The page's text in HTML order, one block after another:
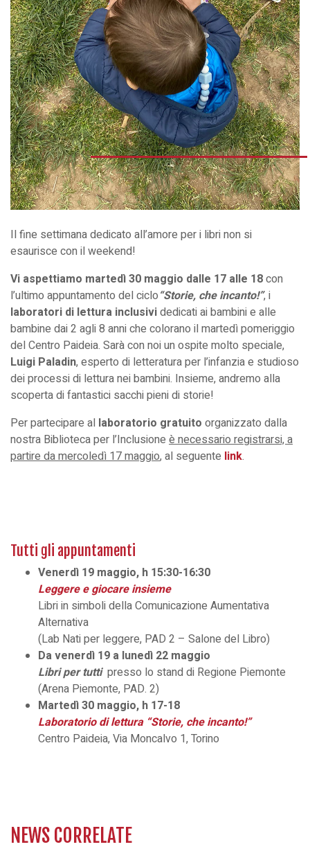
Il fine settimana dedicato all’amore per i libri non si
esaurisce con il weekend!
Vi aspettiamo martedì 30 maggio dalle 17 alle 18con
l’ultimo appuntamento del ciclo“Storie, che incanto!”, i
laboratori di lettura inclusividedicati ai bambini e alle
bambine dai 2 agli 8 anni che colorano il martedì pomeriggio
del Centro Paideia. Sarà con noi un ospite molto speciale,
Luigi Paladin, esperto di letteratura per l’infanzia e studioso
dei processi di lettura nei bambini. Insieme, andremo alla
scoperta di fantastici sacchi pieni di storie!
Per partecipare al laboratorio gratuito organizzato dalla
nostra Biblioteca per l’Inclusione è necessario registrarsi, a
partire da mercoledì 17 maggio, al seguente link.
Tutti gli appuntamenti
Venerdì 19 maggio, h 15:30-16:30
Leggere e giocare insieme
Libri in simboli della Comunicazione Aumentativa
Alternativa
(Lab Nati per leggere, PAD 2 – Salone del Libro)
Da venerdì 19 a lunedì 22 maggio
Libri per tutti presso lo stand di Regione Piemonte
(Arena Piemonte, PAD. 2)
Martedì 30 maggio, h 17-18
Laboratorio di lettura “Storie, che incanto!”
Centro Paideia, Via Moncalvo 1, Torino
NEWS CORRELATE